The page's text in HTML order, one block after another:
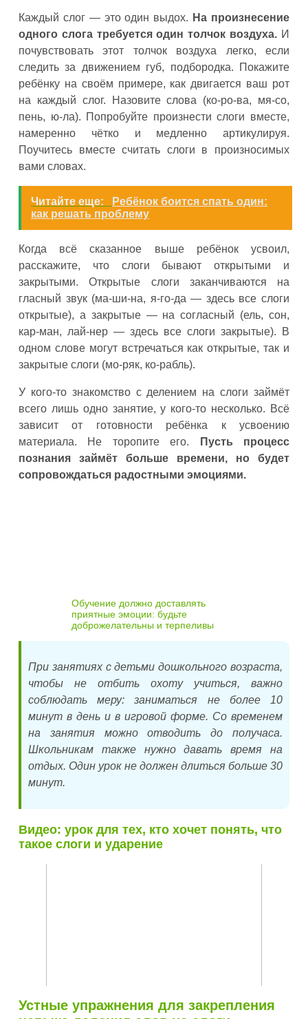
Каждый слог — это один выдох. На произнесение
одного слога требуется один толчок воздуха. И
почувствовать этот толчок воздуха легко, если
следить за движением губ, подбородка. Покажите
ребёнку на своём примере, как двигается ваш рот
на каждый слог. Назовите слова (ко-ро-ва, мя-со,
пень, ю-ла). Попробуйте произнести слоги вместе,
намеренно чётко и медленно артикулируя.
Поучитесь вместе считать слоги в произносимых
вами словах.
Читайте еще:
Ребёнок боится спать один:
как решать проблему
Когда всё сказанное выше ребёнок усвоил,
расскажите, что слоги бывают открытыми и
закрытыми. Открытые слоги заканчиваются на
гласный звук (ма-ши-на, я-го-да — здесь все слоги
открытые), а закрытые — на согласный (ель, сон,
кар-ман, лай-нер — здесь все слоги закрытые). В
одном слове могут встречаться как открытые, так и
закрытые слоги (мо-ряк, ко-рабль).
У кого-то знакомство с делением на слоги займёт
всего лишь одно занятие, у кого-то несколько. Всё
зависит от готовности ребёнка к усвоению
материала. Не торопите его.
Пусть процесс
познания займёт больше времени, но будет
сопровождаться радостными эмоциями.
Обучение должно доставлять
приятные эмоции: будьте
доброжелательны и терпеливы
При занятиях с детьми дошкольного возраста,
чтобы не отбить охоту учиться, важно
соблюдать меру: заниматься не более 10
минут в день и в игровой форме. Со временем
на занятия можно отводить до получаса.
Школьникам также нужно давать время на
отдых. Один урок не должен длиться больше 30
минут.
Видео: урок для тех, кто хочет понять, что
такое слоги и ударение
Устные упражнения для закрепления